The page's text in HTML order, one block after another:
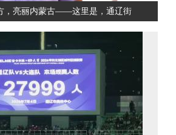
，亮丽内蒙古——这里是，通辽街